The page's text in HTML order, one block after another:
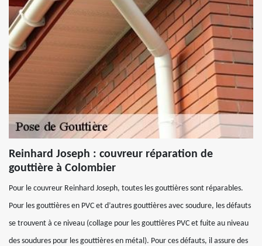
Reinhard Joseph : couvreur réparation de
gouttière à Colombier
Pour le couvreur Reinhard Joseph, toutes les gouttières sont réparables.
Pour les gouttières en PVC et d’autres gouttières avec soudure, les défauts
se trouvent à ce niveau (collage pour les gouttières PVC et fuite au niveau
des soudures pour les gouttières en métal). Pour ces défauts, il assure des